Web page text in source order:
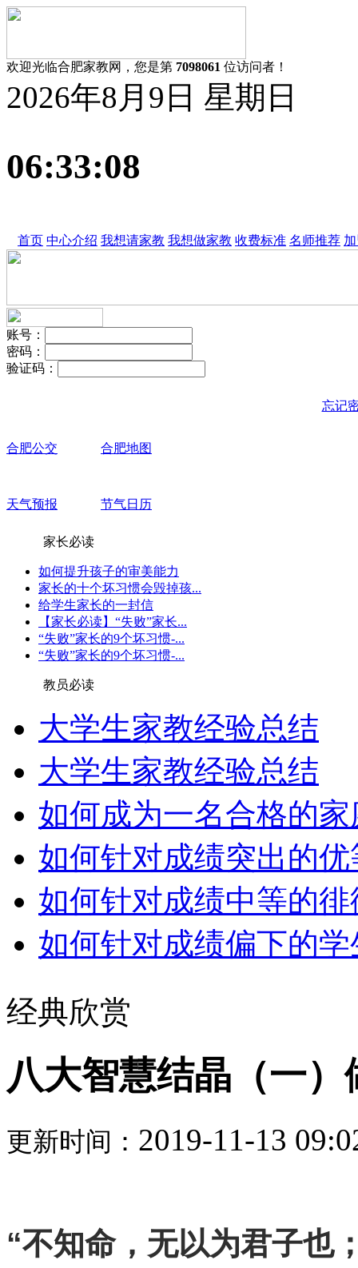
欢迎光临合肥家教网，您是第 7098061 位访问者！
2026年8月9日 星期日
06:33:09
首页 中心介绍 我想请家教 我想做家教 收费标准 名师推荐
账号 ：
密码 ：
验证码：
忘记
合肥公交 合肥地图
天气预报 节气日历
家长必读
如何提升孩子的审美能力
家长的十个坏习惯会毁掉孩...
给学生家长的一封信
【家长必读】“失败”家长...
“失败”家长的9个坏习惯-...
“失败”家长的9个坏习惯-...
教员必读
大学生家教经验总结
大学生家教经验总结
如何成为一名合格的家
如何针对成绩突出的优
如何针对成绩中等的徘
如何针对成绩偏下的学
经典欣赏
八大智慧结晶（一
更新时间： 2019-11-13
“不知命，无以为君子也